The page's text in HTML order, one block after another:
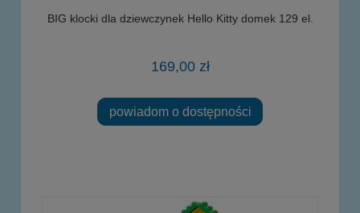
BIG klocki dla dziewczynek Hello Kitty domek 129 el.
169,00 zł
powiadom o dostępności